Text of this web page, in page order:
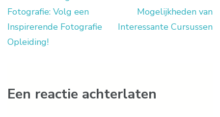
Fotografie: Volg een
Inspirerende Fotografie
Opleiding!
Mogelijkheden van
Interessante Cursussen
Een reactie achterlaten